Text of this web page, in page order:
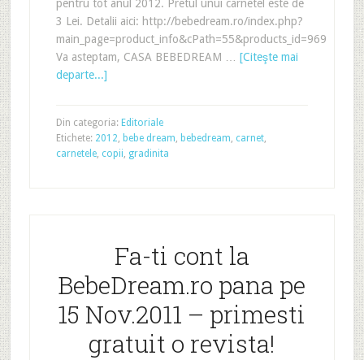
pentru tot anul 2012. Pretul unui carnetel este de
3 Lei. Detalii aici: http://bebedream.ro/index.php?
main_page=product_info&cPath=55&products_id=969
Va asteptam, CASA BEBEDREAM … [Citeşte mai
departe...]
Din categoria: Editoriale
Etichete: 2012, bebe dream, bebedream, carnet,
carnetele, copii, gradinita
Fa-ti cont la
BebeDream.ro pana pe
15 Nov.2011 – primesti
gratuit o revista!